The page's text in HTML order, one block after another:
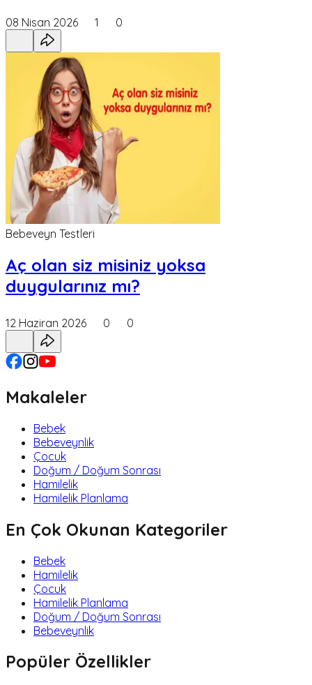
08 Nisan 2026 1 0
Bebeveyn Testleri
Aç olan siz misiniz yoksa
duygularınız mı?
12 Haziran 2026 0 0
Makaleler
Bebek
Bebeveynlik
Çocuk
Doğum / Doğum Sonrası
Hamilelik
Hamilelik Planlama
En Çok Okunan Kategoriler
Bebek
Hamilelik
Çocuk
Hamilelik Planlama
Doğum / Doğum Sonrası
Bebeveynlik
Popüler Özellikler